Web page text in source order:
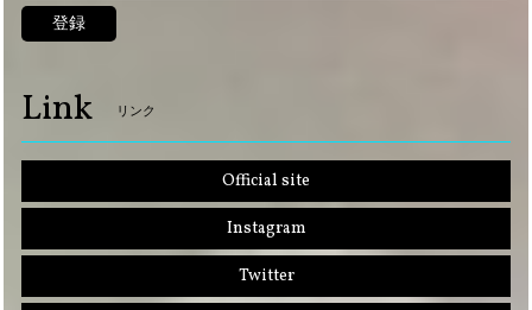
登録
Link リンク
Official site
Instagram
Twitter